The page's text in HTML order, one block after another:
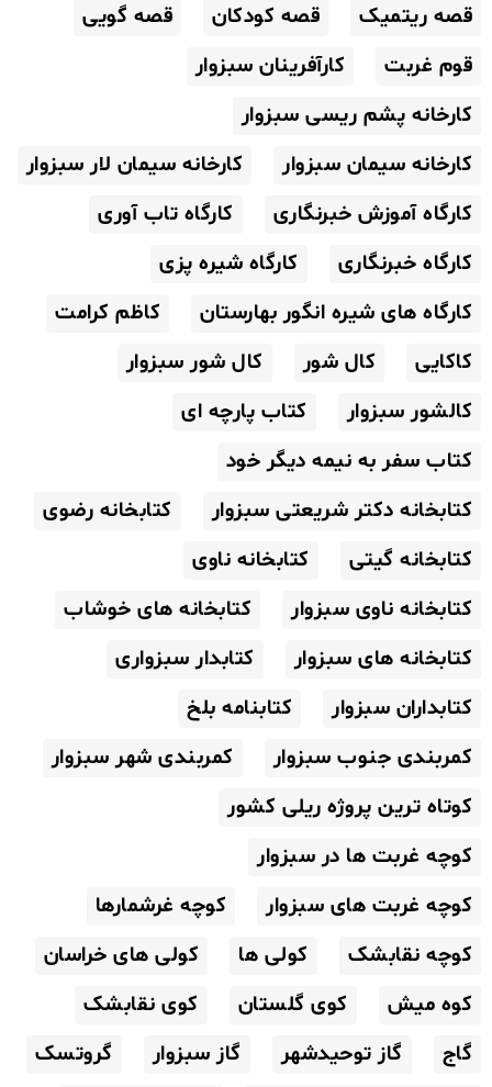
قصه ریتمیک
قصه کودکان
قصه گویی
قوم غربت
کارآفرینان سبزوار
کارخانه پشم ریسی سبزوار
کارخانه سیمان سبزوار
کارخانه سیمان لار سبزوار
کارگاه آموزش خبرنگاری
کارگاه تاب آوری
کارگاه خبرنگاری
کارگاه شیره پزی
کارگاه های شیره انگور بهارستان
کاظم کرامت
کاکایی
کال شور
کال شور سبزوار
کالشور سبزوار
کتاب پارچه ای
کتاب سفر به نیمه دیگر خود
کتابخانه دکتر شریعتی سبزوار
کتابخانه رضوی
کتابخانه گیتی
کتابخانه ناوی
کتابخانه ناوی سبزوار
کتابخانه های خوشاب
کتابخانه های سبزوار
کتابدار سبزواری
کتابداران سبزوار
کتابنامه بلخ
کمربندی جنوب سبزوار
کمربندی شهر سبزوار
کوتاه ترین پروژه ریلی کشور
کوچه غربت ها در سبزوار
کوچه غربت های سبزوار
کوچه غرشمارها
کوچه نقابشک
کولی ها
کولی های خراسان
کوه میش
کوی گلستان
کوی نقابشک
گاج
گاز توحیدشهر گاز سبزوار
گروتسک